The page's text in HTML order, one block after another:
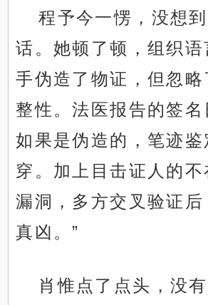
程予今一愣，没想
话。她顿了顿，组织语
手伪造了物证，但忽略
整性。法医报告的签名
如果是伪造的，笔迹鉴
穿。加上目击证人的
漏洞，多方交叉验证后
真凶。”
肖惟点了点头，没